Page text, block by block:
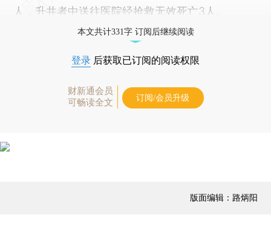
人，升井者中送往医院经抢救无效死亡3人。
本文共计331字 订阅后继续阅读
登录 后获取已订阅的阅读权限
财新通会员
可畅读全文
订阅/会员升级
版面编辑：路炳阳